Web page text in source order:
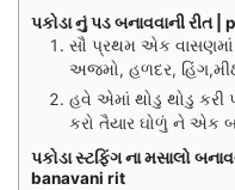
પકોડા નું પડ બનાવવાની રીત
સૌ પ્રથમ એક વાસણમાં
અજમો, હળદર,
હવે એમાં થોડુ થોડુ કરી
કરો તૈયાર ઘોળું ને એક
પકોડા સ્ટફિંગ ના મસાલો
banavani rit